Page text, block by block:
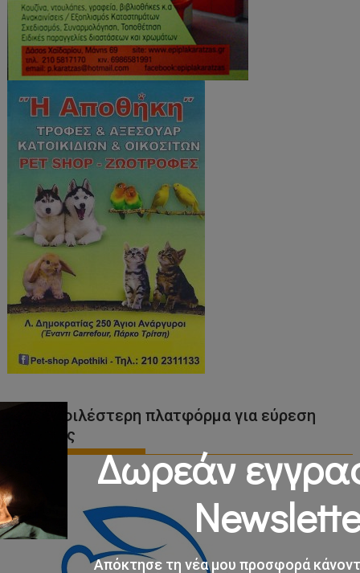
Η δημοφιλέστερη πλατφόρμα για εύρεση
εργασίας
Δωρεάν
Απόκτησε τη νέα μου προσφορά